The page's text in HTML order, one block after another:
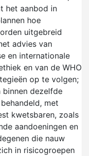
het aanbod in
hoe
uitgebreid
advies van
en internationale
en van de WHO
op te volgen;
dezelfde
met
kwetsbaren, zoals
aandoeningen en
die nauw
in risicogroepen